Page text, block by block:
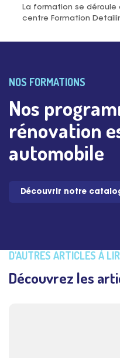
La formation se déroule
centre Formation
NOS FORMATIONS
Nos
rénovation
automobile
Découvrir notre
D'AUTRES ARTICLES À
Découvrez les